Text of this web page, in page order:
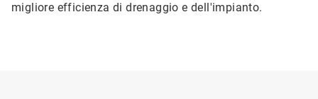
migliore efficienza di drenaggio e dell'impianto.